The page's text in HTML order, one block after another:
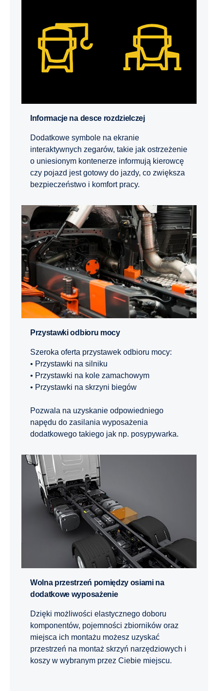
Informacje na desce rozdzielczej
Dodatkowe symbole na ekranie
interaktywnych zegarów, takie jak ostrzeżenie
o uniesionym kontenerze informują kierowcę
czy pojazd jest gotowy do jazdy, co zwiększa
bezpieczeństwo i komfort pracy.
Przystawki odbioru mocy
Szeroka oferta przystawek odbioru mocy:
• Przystawki na silniku
• Przystawki na kole zamachowym
• Przystawki na skrzyni biegów
Pozwala na uzyskanie odpowiedniego
napędu do zasilania wyposażenia
dodatkowego takiego jak np. posypywarka.
Wolna przestrzeń pomiędzy osiami na
dodatkowe wyposażenie
Dzięki możliwości elastycznego doboru
komponentów, pojemności zbiorników oraz
miejsca ich montażu możesz uzyskać
przestrzeń na montaż skrzyń narzędziowych i
koszy w wybranym przez Ciebie miejscu.